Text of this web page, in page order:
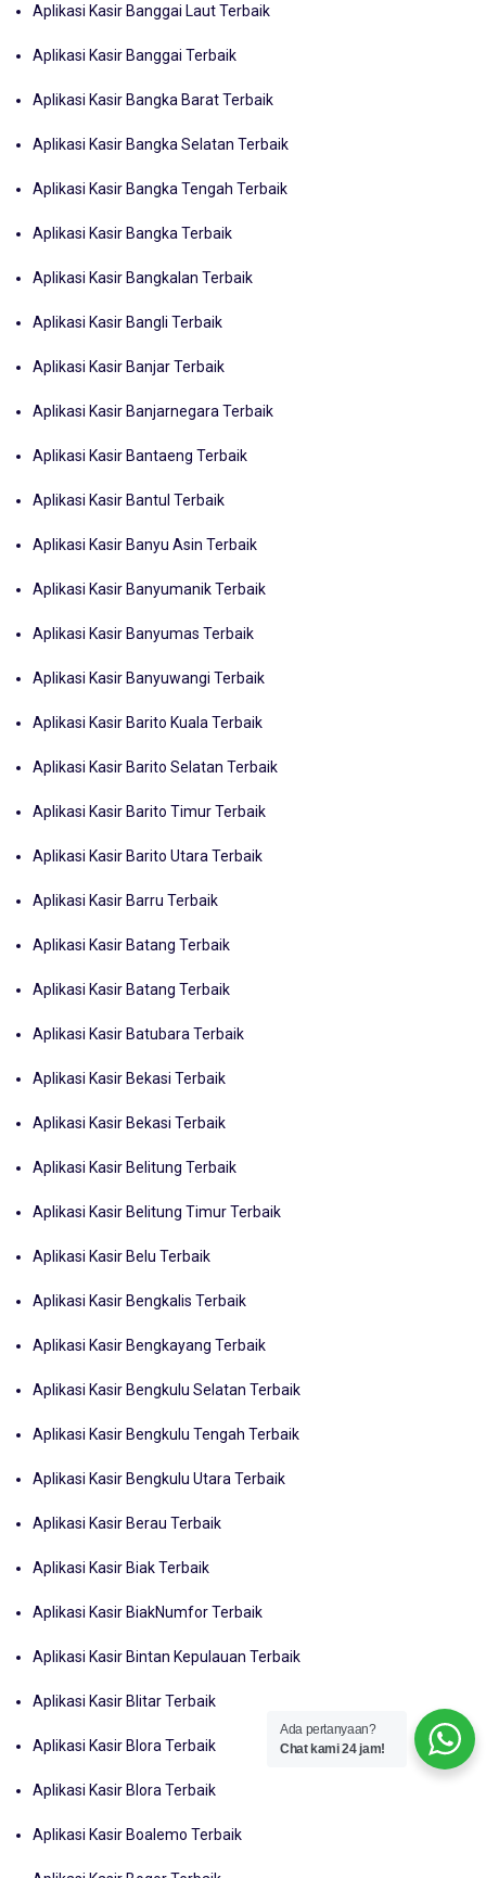
Aplikasi Kasir Banggai Laut Terbaik
Aplikasi Kasir Banggai Terbaik
Aplikasi Kasir Bangka Barat Terbaik
Aplikasi Kasir Bangka Selatan Terbaik
Aplikasi Kasir Bangka Tengah Terbaik
Aplikasi Kasir Bangka Terbaik
Aplikasi Kasir Bangkalan Terbaik
Aplikasi Kasir Bangli Terbaik
Aplikasi Kasir Banjar Terbaik
Aplikasi Kasir Banjarnegara Terbaik
Aplikasi Kasir Bantaeng Terbaik
Aplikasi Kasir Bantul Terbaik
Aplikasi Kasir Banyu Asin Terbaik
Aplikasi Kasir Banyumanik Terbaik
Aplikasi Kasir Banyumas Terbaik
Aplikasi Kasir Banyuwangi Terbaik
Aplikasi Kasir Barito Kuala Terbaik
Aplikasi Kasir Barito Selatan Terbaik
Aplikasi Kasir Barito Timur Terbaik
Aplikasi Kasir Barito Utara Terbaik
Aplikasi Kasir Barru Terbaik
Aplikasi Kasir Batang Terbaik
Aplikasi Kasir Batang Terbaik
Aplikasi Kasir Batubara Terbaik
Aplikasi Kasir Bekasi Terbaik
Aplikasi Kasir Bekasi Terbaik
Aplikasi Kasir Belitung Terbaik
Aplikasi Kasir Belitung Timur Terbaik
Aplikasi Kasir Belu Terbaik
Aplikasi Kasir Bengkalis Terbaik
Aplikasi Kasir Bengkayang Terbaik
Aplikasi Kasir Bengkulu Selatan Terbaik
Aplikasi Kasir Bengkulu Tengah Terbaik
Aplikasi Kasir Bengkulu Utara Terbaik
Aplikasi Kasir Berau Terbaik
Aplikasi Kasir Biak Terbaik
Aplikasi Kasir BiakNumfor Terbaik
Aplikasi Kasir Bintan Kepulauan Terbaik
Aplikasi Kasir Blitar Terbaik
Aplikasi Kasir Blora Terbaik
Aplikasi Kasir Blora Terbaik
Aplikasi Kasir Boalemo Terbaik
Ada pertanyaan?
Chat kami 24 jam!